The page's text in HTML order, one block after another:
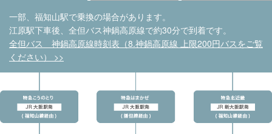
一部、福知山駅で乗換の場合があります。
江原駅下車後、全但バス神鍋高原線で約30分で到着です。
全但バス 神鍋高原線時刻表（8.神鍋高原線 上限200円バスをご覧
ください） >>